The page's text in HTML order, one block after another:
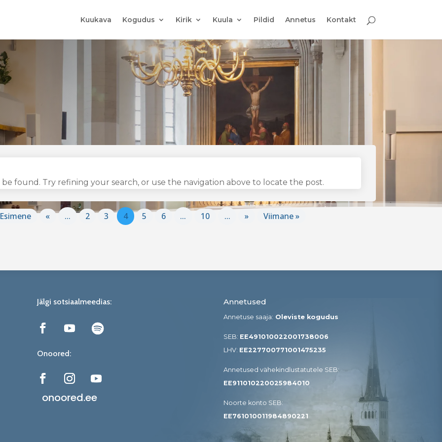
Kuukava Kogudus Kirik Kuula Pildid Annetus Kontakt
found. Try refining your search, or use the navigation above to locate the post.
« ... 2 3 4 5 6 ... 10 ... » Viimane »
Jälgi sotsiaalmeedias:
Onoored:
onoored.ee
Annetused
Annetuse saaja: Oleviste kogudus
SEB: EE491010022001738006
LHV: EE227700771001475235
Annetused vähekindlustatutele SEB​:
EE911010220025984010
Noorte konto SEB:
EE761010011984890221